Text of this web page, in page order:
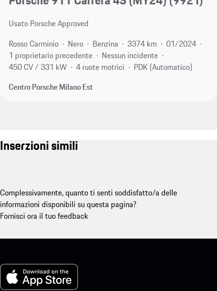
Usato Porsche Approved
Rosso Carminio
Nero Benzina 3374 km
01/2024
1 proprietario precedente
Nessun incidente
450 CV / 331 kW
4 ruote motrici
PDK (Automatico)
Centro Porsche Milano Est
Inserzioni simili
Complessivamente, quanto ti senti soddisfatto/a delle
informazioni disponibili su questa pagina?
Fornisci ora il tuo feedback